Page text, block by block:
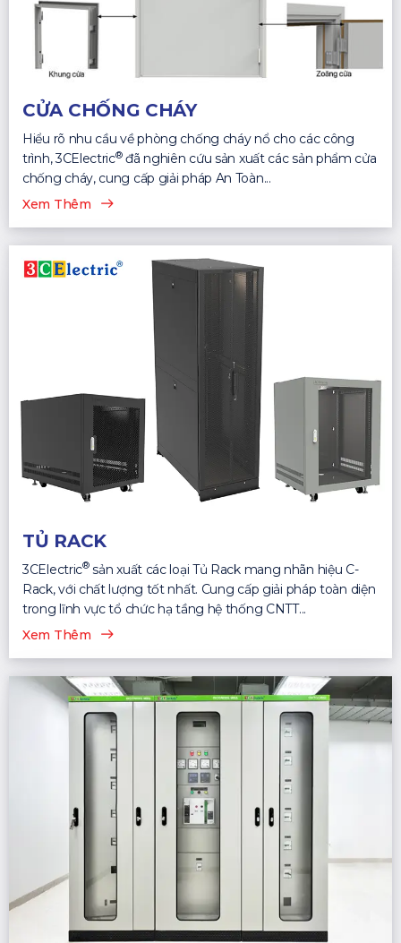
CỬA CHỐNG CHÁY
Hiểu rõ nhu cầu về phòng chống cháy nổ cho các công
trình, 3CElectric®đã nghiên cứu sản xuất các sản phẩm cửa
chống cháy, cung cấp giải pháp An Toàn...
Xem Thêm
TỦ RACK
3CElectric®sản xuất các loại Tủ Rack mang nhãn hiệu C-
Rack, với chất lượng tốt nhất. Cung cấp giải pháp toàn diện
trong lĩnh vực tổ chức hạ tầng hệ thống CNTT...
Xem Thêm